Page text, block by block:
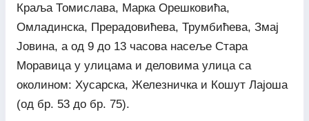
Краља Томислава, Марка Орешковића,
Омладинска, Прерадовићева, Трумбићева, Змај
Јовина, а од 9 до 13 часова насеље Стара
Моравица у улицама и деловима улица са
околином: Хусарска, Железничка и Кошут Лајоша
(од бр. 53 до бр. 75).